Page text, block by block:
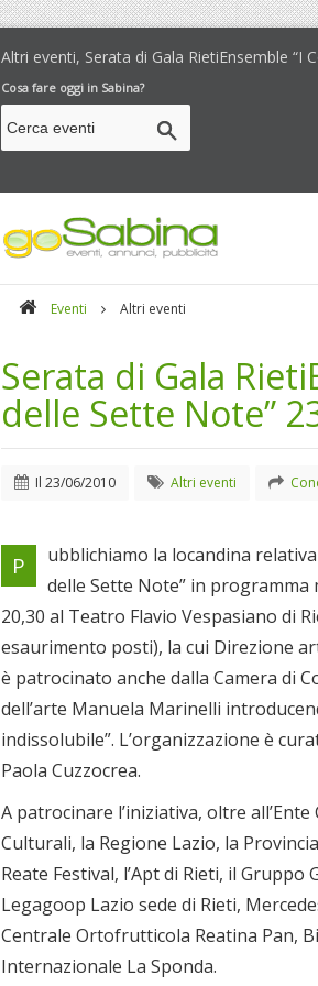
Altri eventi, Serata di Gala RietiEnsemble “I
Cosa fare oggi in Sabina?
Eventi Altri eventi
Serata di Gala
delle Sette Note”
Il 23/06/2010 Altri eventi
P
ubblichiamo la locandina
delle Sette Note” in
20,30 al Teatro Flavio Vespasiano di
esaurimento posti), la cui Direzione
è patrocinato anche dalla Camera di
dell’arte Manuela Marinelli
indissolubile”. L’organizzazione è
Paola Cuzzocrea.
A patrocinare l’iniziativa, oltre
Culturali, la Regione Lazio, la
Reate Festival, l’Apt di Rieti, il
Legagoop Lazio sede di Rieti,
Centrale Ortofrutticola Reatina Pan,
Internazionale La Sponda.